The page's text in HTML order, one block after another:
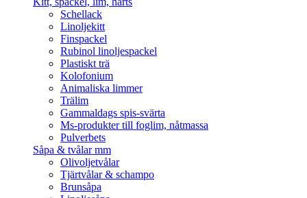
Schellack
Linoljekitt
Finspackel
Rubinol linoljespackel
Plastiskt trä
Kolofonium
Animaliska limmer
Trälim
Gammaldags spis-svärta
Ms-produkter till foglim, nåtmassa
Pulverbets
Såpa & tvålar mm
Olivoljetvålar
Tjärtvålar & schampo
Brunsåpa